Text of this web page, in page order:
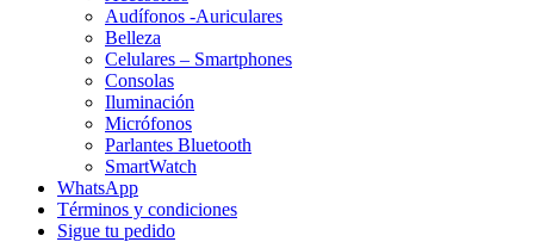
Audífonos -Auriculares
Belleza
Celulares – Smartphones
Consolas
Iluminación
Micrófonos
Parlantes Bluetooth
SmartWatch
WhatsApp
Términos y condiciones
Sigue tu pedido